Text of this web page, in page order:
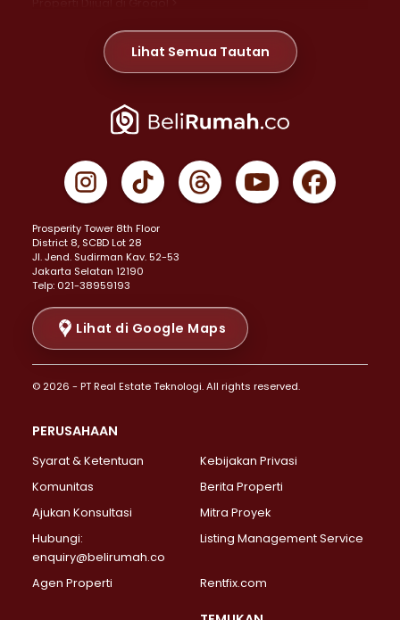
Properti Dijual di Meruya >
Properti Dijual di Jelambar >
Properti Dijual di Jakarta Pusat >
Properti Dijual di Gambir >
Properti Dijual di Johar Baru >
Properti Dijual di Menteng >
Properti Dijual di Senen >
Properti Dijual di Tanah Abang >
Properti Dijual di Cikini >
Properti Dijual di Kramat >
Properti Dijual di Pasar Baru >
Properti Dijual di Bendungan Hilir >
Properti Dijual di Jakarta Selatan >
Properti Dijual di Lebak Bulus >
Properti Dijual di Gandaria Selatan >
Properti Dijual di Pondok Labu >
Properti Dijual di Lenteng Agung >
Properti Dijual di Senayan >
Properti Dijual di Pondok Pinang >
Properti Dijual di Kebayoran Lama >
Lihat Semua Tautan
Prosperity Tower 8th Floor
District 8, SCBD Lot 28
JI. Jend. Sudirman Kav. 52-53
Jakarta Selatan 12190
Telp: 021-38959193
Lihat di Google Maps
© 2026 - PT Real Estate Teknologi. All rights reserved.
PERUSAHAAN
Syarat & Ketentuan
Kebijakan Privasi
Komunitas
Berita Properti
Ajukan Konsultasi
Mitra Proyek
Hubungi:
enquiry@belirumah.co
Listing Management Service
Agen Properti Rentfix.com